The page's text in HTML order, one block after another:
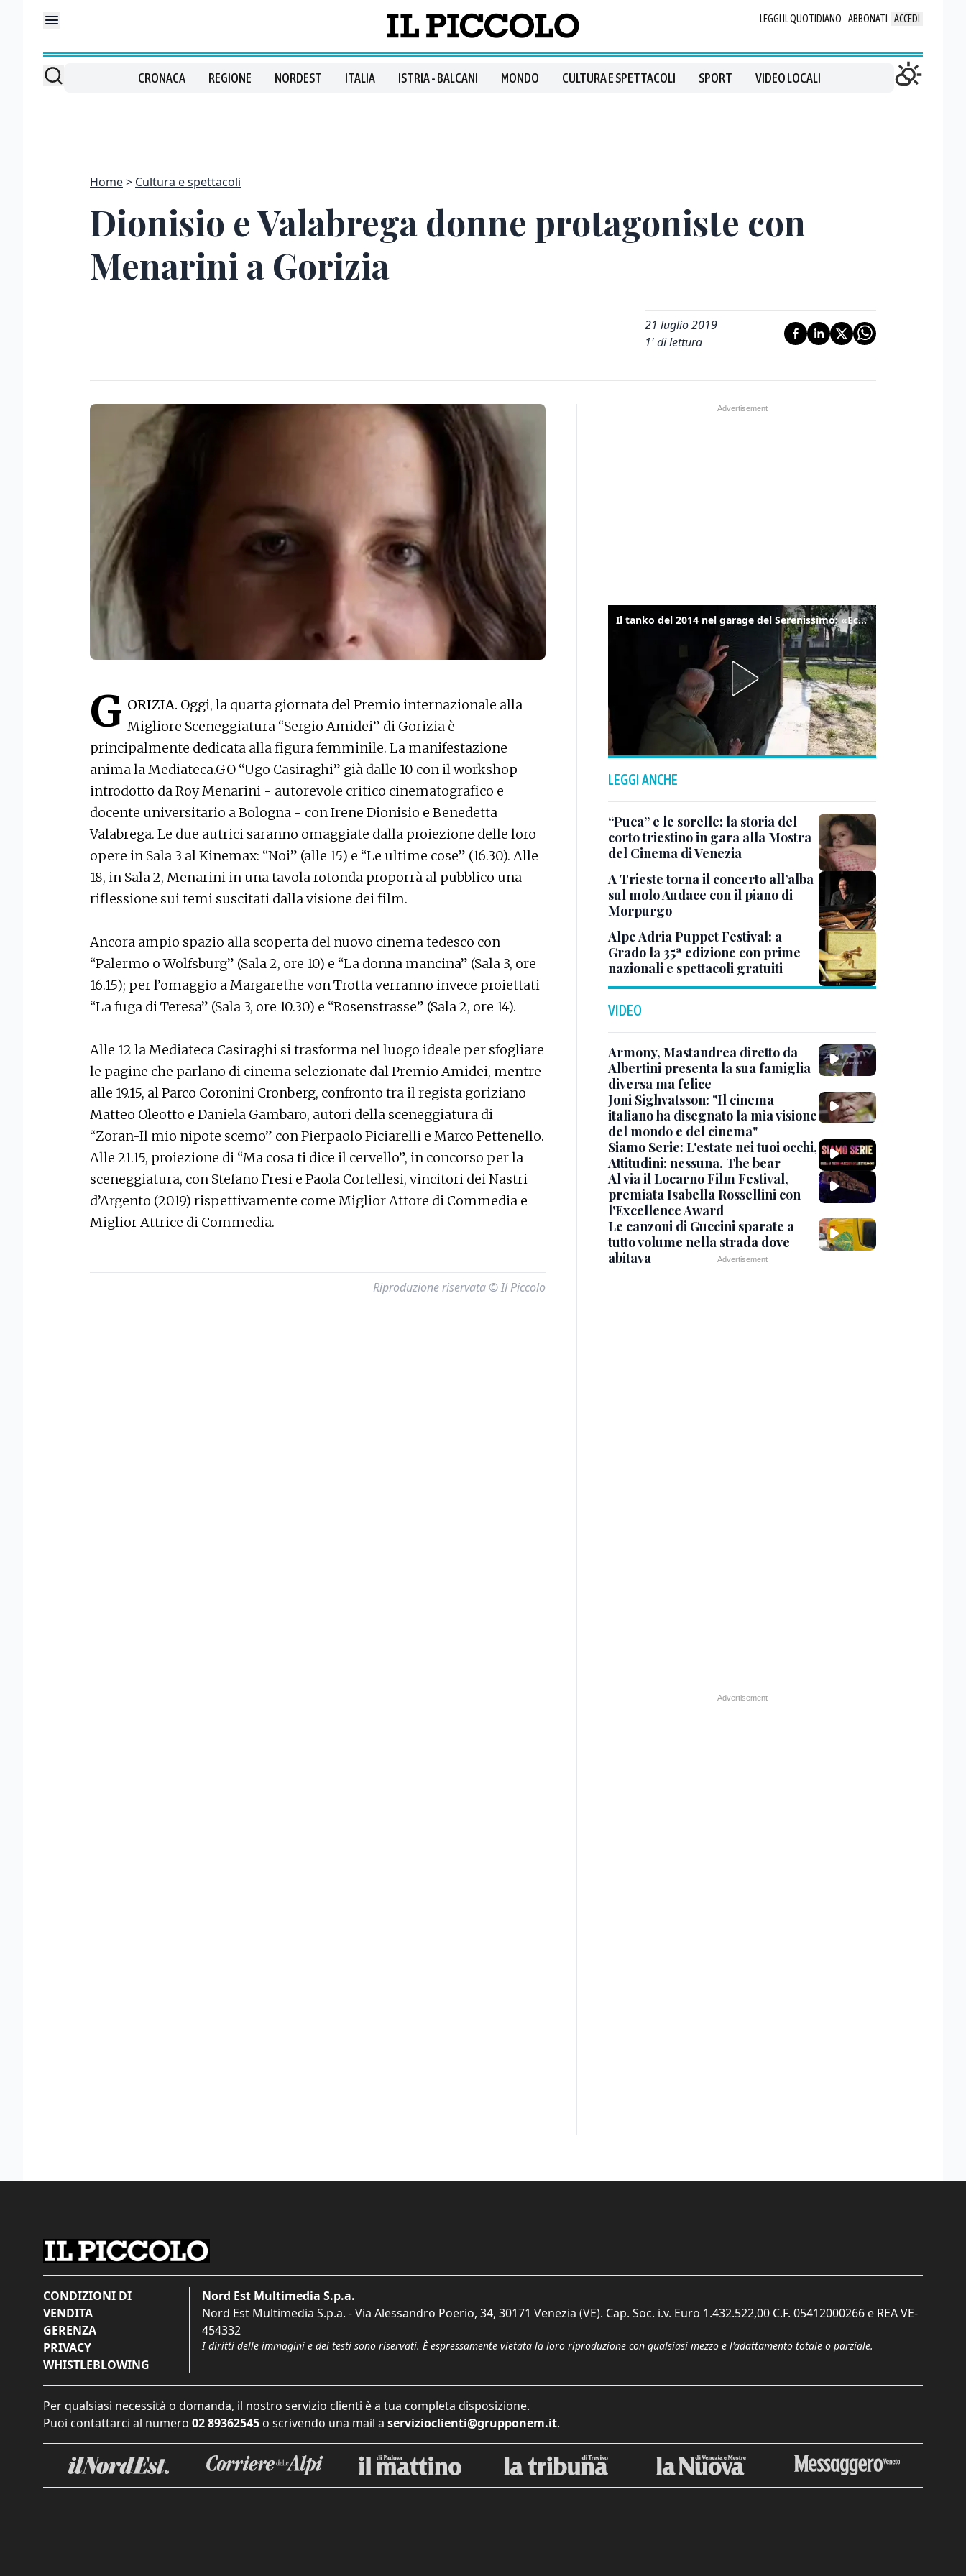
LEGGI IL QUOTIDIANO ABBONATI ACCEDI
CRONACA REGIONE NORDEST ITALIA ISTRIA - BALCANI MONDO CULTURA E SPETTACOLI SPORT VIDEO LOCALI
Home Cultura e spettacoli
Dionisio e Valabrega donne protagoniste con
Menarini a Gorizia
21 luglio 2019
1' di lettura
G ORIZIA. Oggi, la quarta giornata del Premio internazionale alla
Migliore Sceneggiatura “Sergio Amidei” di Gorizia è
principalmente dedicata alla figura femminile. La manifestazione
anima la Mediateca.GO “Ugo Casiraghi” già dalle 10 con il workshop
introdotto da Roy Menarini - autorevole critico cinematografico e
docente universitario a Bologna - con Irene Dionisio e Benedetta
Valabrega. Le due autrici saranno omaggiate dalla proiezione delle loro
opere in Sala 3 al Kinemax: “Noi” (alle 15) e “Le ultime cose” (16.30). Alle
18, in Sala 2, Menarini in una tavola rotonda proporrà al pubblico una
riflessione sui temi suscitati dalla visione dei film.
Ancora ampio spazio alla scoperta del nuovo cinema tedesco con
“Palermo o Wolfsburg” (Sala 2, ore 10) e “La donna mancina” (Sala 3, ore
16.15); per l’omaggio a Margarethe von Trotta verranno invece proiettati
“La fuga di Teresa” (Sala 3, ore 10.30) e “Rosenstrasse” (Sala 2, ore 14).
Alle 12 la Mediateca Casiraghi si trasforma nel luogo ideale per sfogliare
le pagine che parlano di cinema selezionate dal Premio Amidei, mentre
alle 19.15, al Parco Coronini Cronberg, confronto tra il regista goriziano
Matteo Oleotto e Daniela Gambaro, autori della sceneggiatura di
“Zoran-Il mio nipote scemo” con Pierpaolo Piciarelli e Marco Pettenello.
Alle 21.15, proiezione di “Ma cosa ti dice il cervello”, in concorso per la
sceneggiatura, con Stefano Fresi e Paola Cortellesi, vincitori dei Nastri
d’Argento (2019) rispettivamente come Miglior Attore di Commedia e
Miglior Attrice di Commedia. —
Riproduzione riservata © Il Piccolo
Il tanko del 2014 nel garage del Serenissimo: «Ecco come potevamo resistere per qualche giornata»
LEGGI ANCHE
“Puca” e le sorelle: la storia del
corto triestino in gara alla Mostra
del Cinema di Venezia
A Trieste torna il concerto all’alba
sul molo Audace con il piano di
Morpurgo
Alpe Adria Puppet Festival: a
Grado la 35ª edizione con prime
nazionali e spettacoli gratuiti
VIDEO
Armony, Mastandrea diretto da
Albertini presenta la sua famiglia
diversa ma felice
Joni Sighvatsson: "Il cinema
italiano ha disegnato la mia visione
del mondo e del cinema"
Siamo Serie: L'estate nei tuoi occhi,
Attitudini: nessuna, The bear
Al via il Locarno Film Festival,
premiata Isabella Rossellini con
l'Excellence Award
Le canzoni di Guccini sparate a
tutto volume nella strada dove
abitava
CONDIZIONI DI
VENDITA
GERENZA
PRIVACY
WHISTLEBLOWING
Nord Est Multimedia S.p.a.
Nord Est Multimedia S.p.a. - Via Alessandro Poerio, 34, 30171 Venezia (VE). Cap. Soc. i.v. Euro 1.432.522,00 C.F. 05412000266 e REA VE-
454332
I diritti delle immagini e dei testi sono riservati. È espressamente vietata la loro riproduzione con qualsiasi mezzo e l'adattamento totale o parziale.
Per qualsiasi necessità o domanda, il nostro servizio clienti è a tua completa disposizione.
Puoi contattarci al numero 02 89362545 o scrivendo una mail a servizioclienti@grupponem.it.